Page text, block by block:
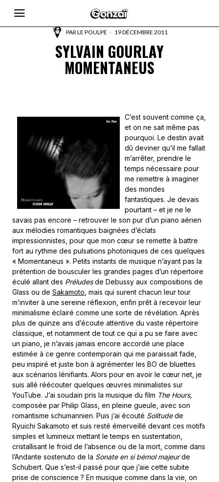
PARLE POULPE 19 DÉCEMBRE 2011
SYLVAIN GOURLAY
MOMENTANEUS
C’est souvent comme ça,
et on ne sait même pas
pourquoi. Le destin avait
dû deviner qu’il me fallait
m’arrêter, prendre le
temps nécessaire pour
me remettre à imaginer
des mondes
fantastiques. Je devais
pourtant – et je ne le
savais pas encore – retrouver le son pur d’un piano aérien
aux mélodies romantiques baignées d’éclats
impressionnistes, pour que mon cœur se remette à battre
fort au rythme des pulsations photoniques de ces quelques
« Momentaneus ». Petits instants de musique n’ayant pas la
prétention de bousculer les grandes pages d’un répertoire
éculé allant des Préludesde Debussy aux compositions de
Glass ou de Sakamoto , mais qui surent chacun leur tour
m’inviter à une sereine réflexion, enfin prêt à recevoir leur
minimalisme éclairé comme une sorte de révélation. Après
plus de quinze ans d’écoute attentive du vaste répertoire
classique, et notamment de tout ce qui a pu se faire avec
un piano, je n’avais jamais encore accordé une place
estimée à ce genre contemporain qui me paraissait fade,
peu inspiré et juste bon à agrémenter les BO de bluettes
aux scénarios lénifiants. Alors pour en avoir le cœur net, je
suis allé réécouter quelques œuvres minimalistes sur
YouTube. J’ai soudain pris la musique du film The Hours,
composée par Philip Glass, en pleine gueule, avec son
romantisme schumannien. Puis j’ai écouté Solitudede
Ryuichi Sakamoto et suis resté émerveillé devant ces motifs
simples et lumineux mettant le temps en sustentation,
cristallisant le froid de l’absence ou de la mort, comme dans
l’Andante sostenuto de la Sonate en si bémol majeurde
Schubert. Que s’est-il passé pour que j’aie cette subite
prise de conscience ? En musique comme dans la vie, on